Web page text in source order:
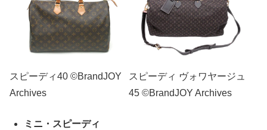
スピーディ40 ©BrandJOY
Archives
スピーディ ヴォワヤージュ
45 ©BrandJOY Archives
ミニ・スピーディ